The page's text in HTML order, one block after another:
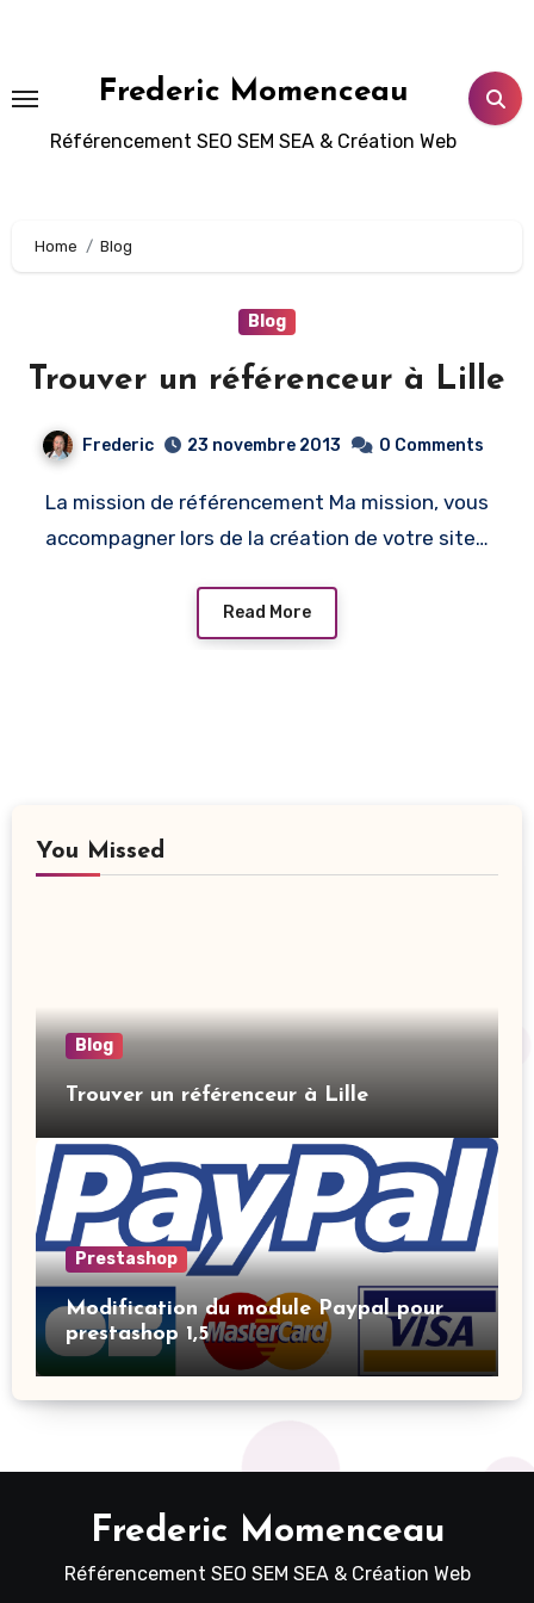
principal
Frederic Momenceau
Référencement SEO SEM SEA & Création Web
Home Blog
Blog
Trouver un référenceur à Lille
Frederic 23 novembre 2013 0 Comments
La mission de référencement Ma mission, vous
accompagner lors de la création de votre site…
Read More
You Missed
Blog
Trouver un référenceur à Lille
Prestashop
Modification du module Paypal pour
prestashop 1,5
Frederic Momenceau
Référencement SEO SEM SEA & Création Web